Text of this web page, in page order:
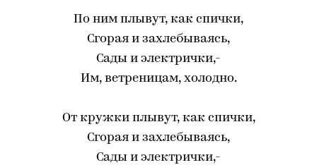
По ним плывут, как спички,
Сгорая и захлебываясь,
Сады и электрички,-
Им, ветреницам, холодно.
От кружки плывут, как спички,
Сгорая и захлебываясь,
Сады и электрички,-